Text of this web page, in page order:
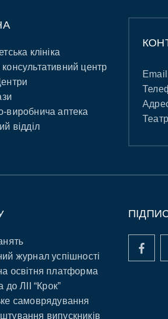
клініка
центр
виробнича аптека
відділ
журнал успішності
освітня платформа
до ЛІІ “Крок”
самоврядування
випускників